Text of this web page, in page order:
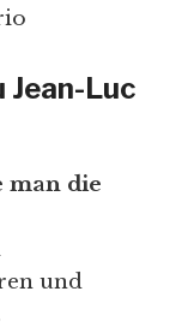
Jean-Luc
man die
und